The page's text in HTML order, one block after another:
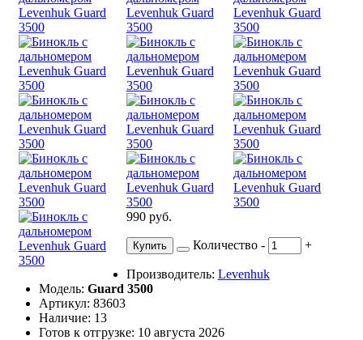
990 руб.
Купить Количество - +
Производитель: Levenhuk
Модель: Guard 3500
Артикул: 83603
Наличие: 13
Готов к отгрузке: 10 августа 2026